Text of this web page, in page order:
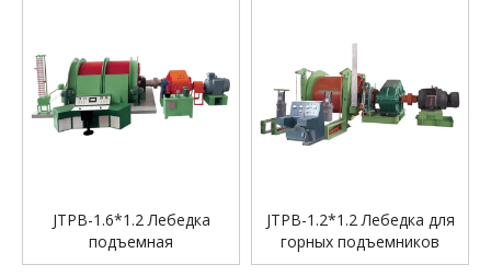
JTPB-1.6*1.2 Лебедка
подъемная
JTPB-1.2*1.2 Лебедка для
горных подъемников